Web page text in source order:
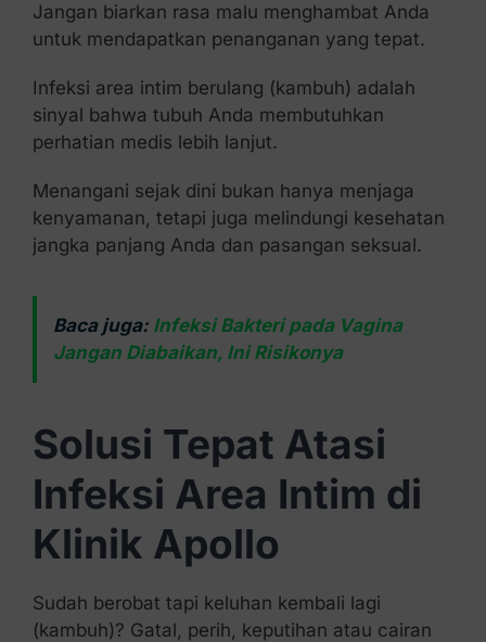
Jangan biarkan rasa malu menghambat Anda
untuk mendapatkan penanganan yang tepat.
Infeksi area intim berulang (kambuh) adalah
sinyal bahwa tubuh Anda membutuhkan
perhatian medis lebih lanjut.
Menangani sejak dini bukan hanya menjaga
kenyamanan, tetapi juga melindungi kesehatan
jangka panjang Anda dan pasangan seksual.
Baca juga: Infeksi Bakteri pada Vagina
Jangan Diabaikan, Ini Risikonya
Solusi Tepat Atasi
Infeksi Area Intim di
Klinik Apollo
Sudah berobat tapi keluhan kembali lagi
(kambuh)? Gatal, perih, keputihan atau cairan